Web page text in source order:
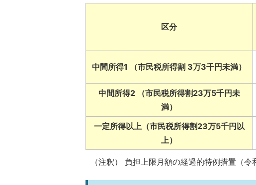
区分
中間所得1 （市民税所得割 3万3千円未満）
中間所得2 （市民税所得割23万5千円未
満）
一定所得以上（市民税所得割23万5千円以
上）
（注釈） 負担上限月額の経過的特例措置（令